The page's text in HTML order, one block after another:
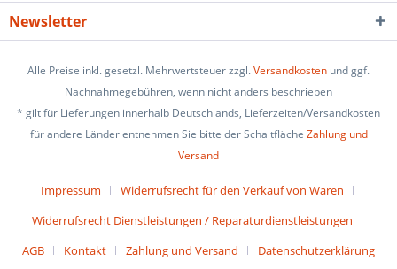
Newsletter
Alle Preise inkl. gesetzl. Mehrwertsteuer zzgl.Versandkosten und ggf.
Nachnahmegebühren, wenn nicht anders beschrieben
* gilt für Lieferungen innerhalb Deutschlands, Lieferzeiten/Versandkosten
für andere Länder entnehmen Sie bitte der Schaltfläche Zahlung und
Versand
Impressum
Widerrufsrecht für den Verkauf von Waren
Widerrufsrecht Dienstleistungen / Reparaturdienstleistungen
AGB
Kontakt Zahlung und Versand
Datenschutzerklärung